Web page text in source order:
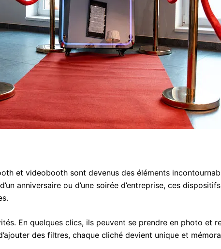
et videobooth sont devenus des éléments
anniversaire ou d’une soirée d’entreprise, ces
En quelques clics, ils peuvent se prendre en photo et
des filtres, chaque cliché devient unique et